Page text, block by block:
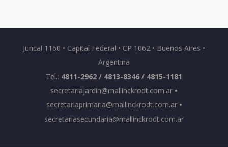
Juncal 1160 • Capital Federal • CP 1062 • Buenos Aires •
Argentina
Tel.: 4811-2962 / 4813-8346 / 4815-1181
secretariajardin@mallinckrodt.com.ar •
secretariaprimaria@mallinckrodt.com.ar •
secretariasecundaria@mallinckrodt.com.ar